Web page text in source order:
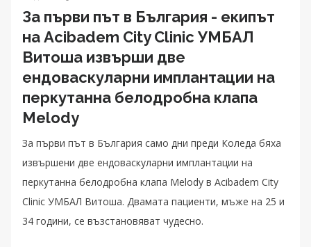
За първи път в България - екипът
на Acibadem City Clinic УМБАЛ
Витоша извърши две
ендоваскуларни имплантации на
перкутанна белодробна клапа
Melody
За първи път в България само дни преди Коледа бяха
извършени две ендоваскуларни имплантации на
перкутанна белодробна клапа Melody в Acibadem City
Clinic УМБАЛ Витоша. Двамата пациенти, мъже на 25 и
34 години, се възстановяват чудесно.